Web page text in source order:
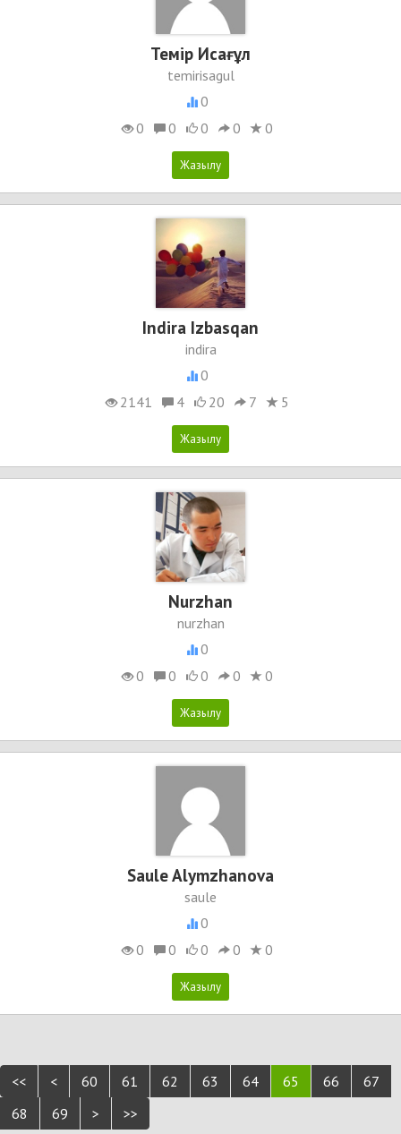
Темір Исағұл
temirisagul
0
0
0 0 0 0
Indira Izbasqan
indira
0
2141
4 20 7 5
Nurzhan
nurzhan
0
0
0 0 0 0
Saule Alymzhanova
saule
0
0
0 0 0 0
<< < 60 61 62 63 64 65 66
67
68
69 > >>